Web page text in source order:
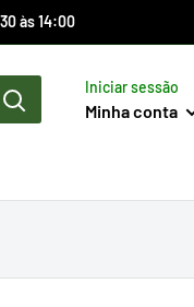
às 14:00
Iniciar sessão
Minha conta